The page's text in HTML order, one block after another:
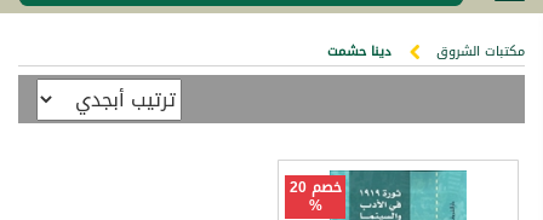
مكتبات الشروق دينا حشمت
خصم 20
%